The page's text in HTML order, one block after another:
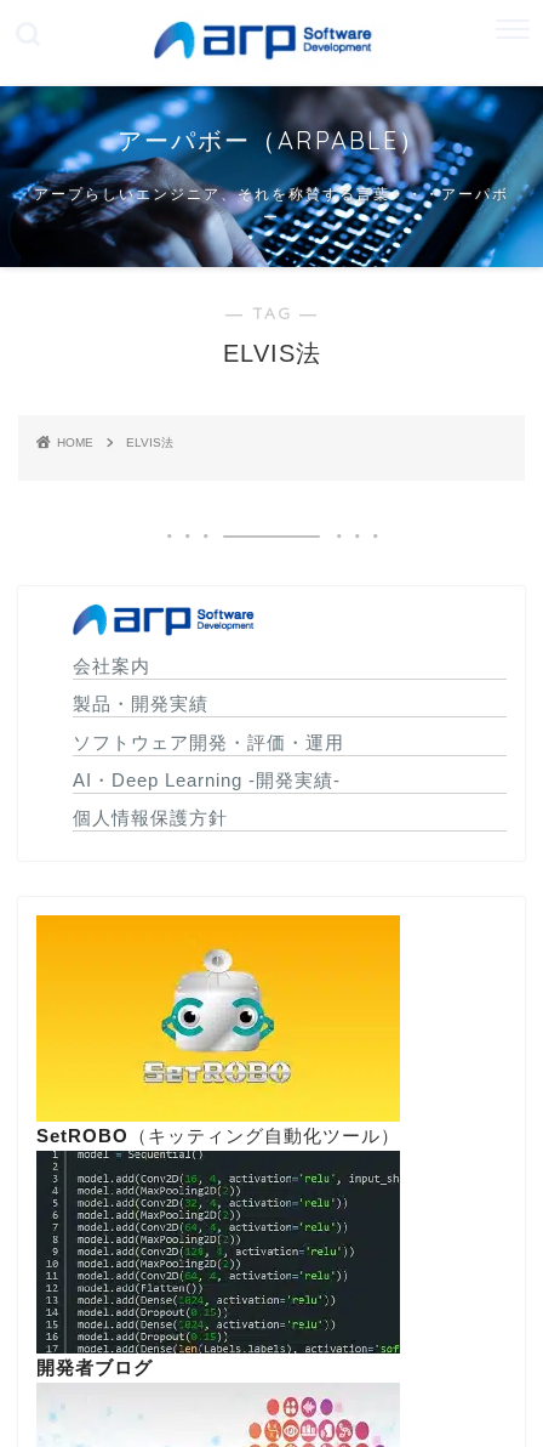
アーパボー（ARPABLE）
アープらしいエンジニア、それを称賛する言葉・・・アーパボ
ー
― TAG ―
ELVIS法
HOME ELVIS法
会社案内
製品・開発実績
ソフトウェア開発・評価・運用
AI・Deep Learning -開発実績-
個人情報保護方針
SetROBO （キッティング自動化ツール）
開発者ブログ